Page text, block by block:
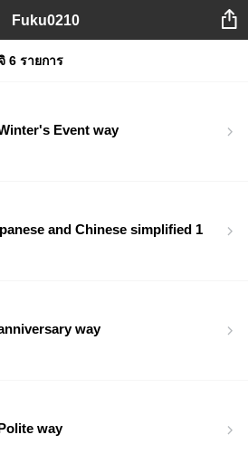
Fuku0210
6 รายการ
Event way
and Chinese simplified 1
way
way